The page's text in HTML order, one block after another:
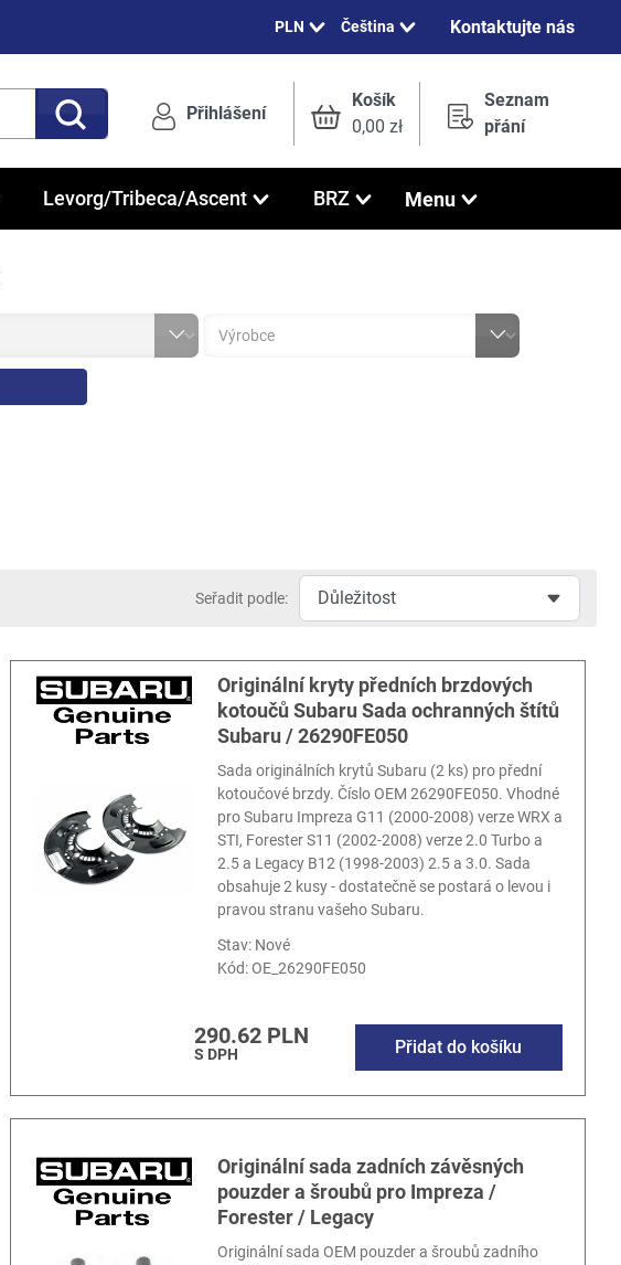
Čeština Kontaktujte nás
Přihlášení
Košík
0,00 zł
Seznam
přání
Levorg/Tribeca/Ascent BRZ Menu
Seřadit podle:
Originální kryty předních brzdových
kotoučů Subaru Sada ochranných štítů
Subaru / 26290FE050
Sada originálních krytů Subaru (2 ks) pro přední
kotoučové brzdy. Číslo OEM 26290FE050. Vhodné
pro Subaru Impreza G11 (2000-2008) verze WRX a
STI, Forester S11 (2002-2008) verze 2.0 Turbo a
2.5 a Legacy B12 (1998-2003) 2.5 a 3.0. Sada
obsahuje 2 kusy - dostatečně se postará o levou i
pravou stranu vašeho Subaru.
Stav: Nové
Kód:OE_26290FE050
290.62 PLN
S DPH Přidat do košíku
Originální sada zadních závěsných
pouzder a šroubů pro Impreza /
Forester / Legacy
Originální sada OEM pouzder a šroubů zadního